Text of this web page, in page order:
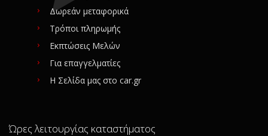
Δωρεάν μεταφορικά
Τρόποι πληρωμής
Εκπτώσεις Μελών
Για επαγγελματίες
Η Σελίδα μας στο car.gr
Ώρες λειτουργίας καταστήματος